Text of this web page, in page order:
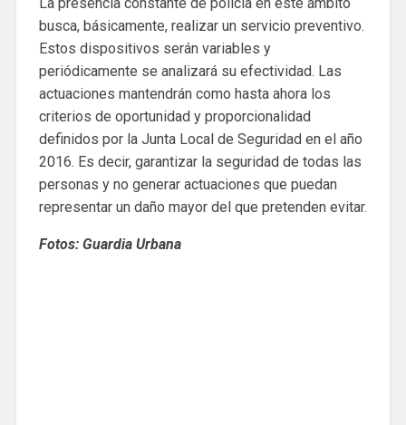
busca, básicamente, realizar un servicio preventivo.
Estos dispositivos serán variables y
periódicamente se analizará su efectividad. Las
actuaciones mantendrán como hasta ahora los
criterios de oportunidad y proporcionalidad
definidos por la Junta Local de Seguridad en el año
2016. Es decir, garantizar la seguridad de todas las
personas y no generar actuaciones que puedan
representar un daño mayor del que pretenden evitar.
Fotos: Guardia Urbana